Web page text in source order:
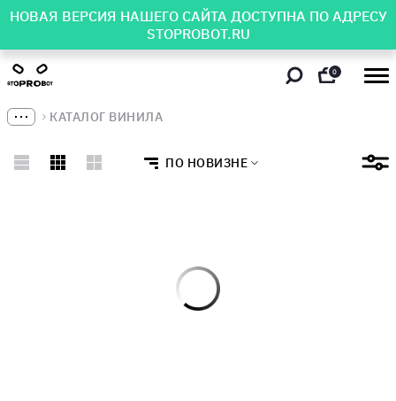
НОВАЯ ВЕРСИЯ НАШЕГО САЙТА ДОСТУПНА ПО АДРЕСУ
STOPROBOT.RU
0
КАТАЛОГ ВИНИЛА
ПО НОВИЗНЕ